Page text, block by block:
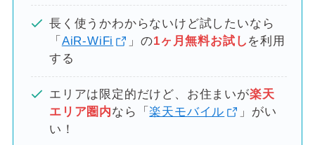
長く使うかわからないけど試したいなら
「 AiR-WiFi 」の1ヶ月無料お試し を利用
する
エリアは限定的だけど、お住まいが楽天
エリア圏内なら「楽天モバイル
」がい
い！